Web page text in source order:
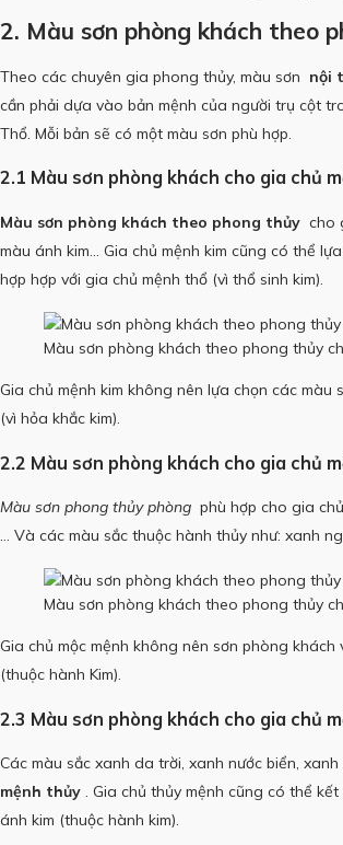
2. Màu sơn phòng khách theo
Theo các chuyên gia phong thủy, màu sơn nội
cần phải dựa vào bản mệnh của người trụ cột
Thổ. Mỗi bản sẽ có một màu sơn phù hợp.
2.1 Màu sơn phòng khách cho gia chủ
Màu sơn phòng khách theo phong thủy cho
màu ánh kim… Gia chủ mệnh kim cũng có thể
hợp hợp với gia chủ mệnh thổ (vì thổ sinh kim).
Màu sơn phòng khách theo phong thủy
Gia chủ mệnh kim không nên lựa chọn các màu
(vì hỏa khắc kim).
2.2 Màu sơn phòng khách cho gia chủ
Màu sơn phong thủy phòng phù hợp cho gia
… Và các màu sắc thuộc hành thủy như: xanh
Màu sơn phòng khách theo phong thủy
Gia chủ mộc mệnh không nên sơn phòng
(thuộc hành Kim).
2.3 Màu sơn phòng khách cho gia chủ
Các màu sắc xanh da trời, xanh nước biển,
mệnh thủy . Gia chủ thủy mệnh cũng có thể
ánh kim (thuộc hành kim).